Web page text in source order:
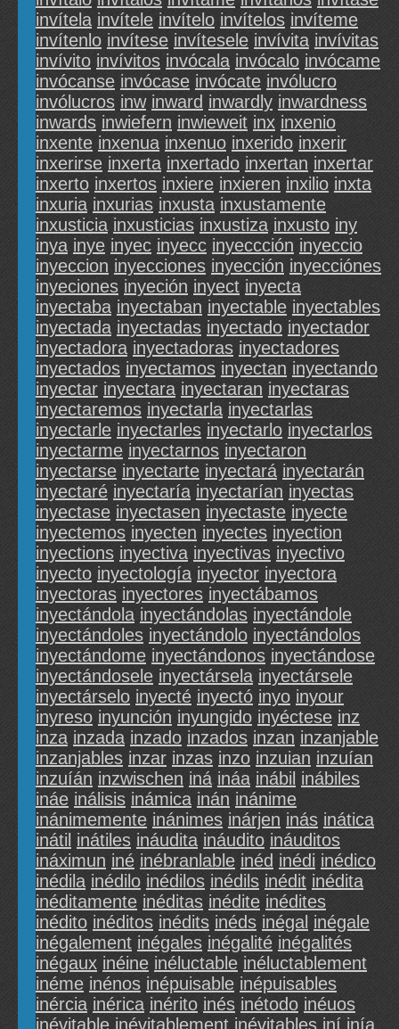
invítela invítele invítelo invítelos invíteme
invítenlo invítese invítesele invívita invívitas
invívito invívitos invócala invócalo invócame
invócanse invócase invócate invólucro
invólucros inw inward inwardly inwardness
inwards inwiefern inwieweit inx inxenio
inxente inxenua inxenuo inxerido inxerir
inxerirse inxerta inxertado inxertan inxertar
inxerto inxertos inxiere inxieren inxilio inxta
inxuria inxurias inxusta inxustamente
inxusticia inxusticias inxustiza inxusto iny
inya inye inyec inyecc inyeccción inyeccio
inyeccion inyecciones inyección inyecciónes
inyeciones inyeción inyect inyecta
inyectaba inyectaban inyectable inyectables
inyectada inyectadas inyectado inyectador
inyectadora inyectadoras inyectadores
inyectados inyectamos inyectan inyectando
inyectar inyectara inyectaran inyectaras
inyectaremos inyectarla inyectarlas
inyectarle inyectarles inyectarlo inyectarlos
inyectarme inyectarnos inyectaron
inyectarse inyectarte inyectará inyectarán
inyectaré inyectaría inyectarían inyectas
inyectase inyectasen inyectaste inyecte
inyectemos inyecten inyectes inyection
inyections inyectiva inyectivas inyectivo
inyecto inyectología inyector inyectora
inyectoras inyectores inyectábamos
inyectándola inyectándolas inyectándole
inyectándoles inyectándolo inyectándolos
inyectándome inyectándonos inyectándose
inyectándosele inyectársela inyectársele
inyectárselo inyecté inyectó inyo inyour
inyreso inyunción inyungido inyéctese inz
inza inzada inzado inzados inzan inzanjable
inzanjables inzar inzas inzo inzuian inzuían
inzuíán inzwischen iná ináa inábil inábiles
ináe inálisis inámica inán inánime
inánimemente inánimes inárjen inás inática
inátil inátiles ináudita ináudito ináuditos
ináximun iné inébranlable inéd inédi inédico
inédila inédilo inédilos inédils inédit inédita
inéditamente inéditas inédite inédites
inédito inéditos inédits inéds inégal inégale
inégalement inégales inégalité inégalités
inégaux inéine inéluctable inéluctablement
inéme inénos inépuisable inépuisables
inércia inérica inérito inés inétodo inéuos
inévitable inévitablement inévitables iní inía